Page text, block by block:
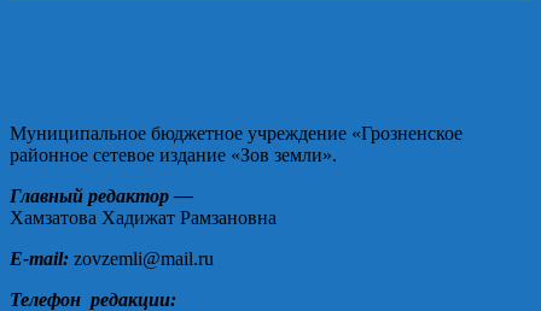
Муниципальное бюджетное учреждение «Грозненское
районное сетевое издание «Зов земли».
Главный редактор —
Хамзатова Хадижат Рамзановна
E-mail: zovzemli@mail.ru
Телефон редакции: